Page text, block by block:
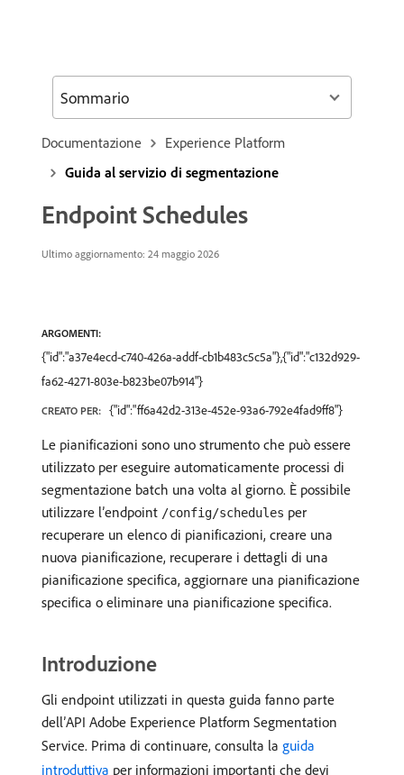
Documentazione
Experience Platform
Guida al servizio di segmentazione
Endpoint Schedules
Ultimo aggiornamento: 24 maggio 2026
ARGOMENTI:
{"id":"a37e4ecd-c740-426a-addf-cb1b483c5c5a"},{"id":"c132d929-
fa62-4271-803e-b823be07b914"}
CREATO PER: {"id":"ff6a42d2-313e-452e-93a6-792e4fad9ff8"}
Le pianificazioni sono uno strumento che può essere
utilizzato per eseguire automaticamente processi di
segmentazione batch una volta al giorno. È possibile
utilizzare l’endpoint /config/schedules per
recuperare un elenco di pianificazioni, creare una
nuova pianificazione, recuperare i dettagli di una
pianificazione specifica, aggiornare una pianificazione
specifica o eliminare una pianificazione specifica.
Introduzione
Gli endpoint utilizzati in questa guida fanno parte
dell’API Adobe Experience Platform Segmentation
Service. Prima di continuare, consulta la guida
introduttiva per informazioni importanti che devi
Sommario